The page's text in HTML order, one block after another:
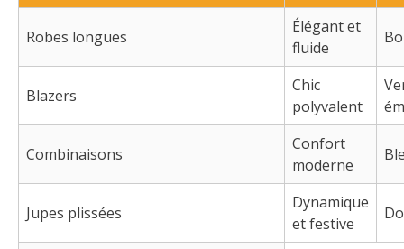
Robes longues
Élégant et
fluide
Blazers
Chic
polyvalent
Combinaisons
Confort
moderne
Jupes plissées
Dynamique
et festive